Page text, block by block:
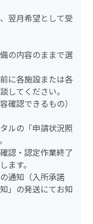
翌月希望として受
の内容のままで選
に各施設または各
してください。
確認できるもの）
ルの「申請状況照
認・認定作業終了
ます。
通知（入所承諾
」の発送にてお知